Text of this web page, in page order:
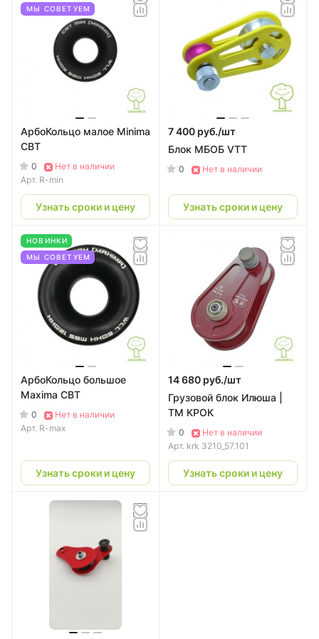
МЫ СОВЕТУЕМ
АрбоКольцо малое Minima
СВТ
0
Нет в наличии
Арт. R-min
Узнать сроки и цену
7 400 руб./шт
Блок МБОБ VTT
0 Нет в наличии
Узнать сроки и цену
НОВИНКИ
МЫ СОВЕТУЕМ
АрбоКольцо большое
Maxima СВТ
0
Нет в наличии
Арт. R-max
Узнать сроки и цену
14 680 руб./шт
Грузовой блок Илюша |
ТМ КРОК
0
Нет в наличии
Арт. krk 3210_57.101
Узнать сроки и цену